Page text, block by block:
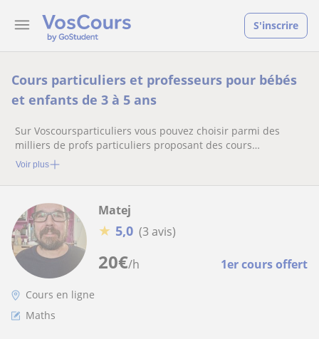
S'inscrire
Cours particuliers et professeurs pour bébés
et enfants de 3 à 5 ans
Sur Voscoursparticuliers vous pouvez choisir parmi des
milliers de profs particuliers proposant des cours
particuliers
Voir plus
20€/h 1er cours offert
Matej
★ 5,0 (3 avis)
Cours en ligne
Maths